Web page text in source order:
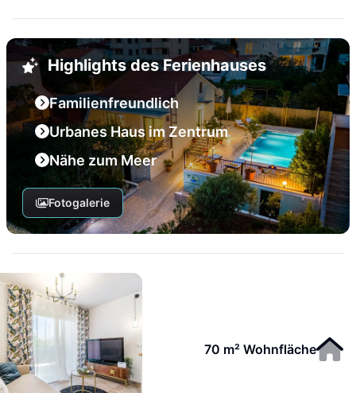
Highlights des Ferienhauses
Familienfreundlich
Urbanes Haus im Zentrum
Nähe zum Meer
Fotogalerie
70 m² Wohnfläche